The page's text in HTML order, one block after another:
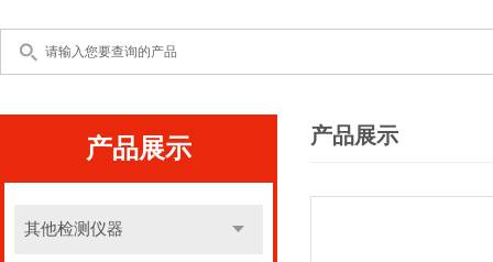
产品展示
其他检测仪器
产品展示